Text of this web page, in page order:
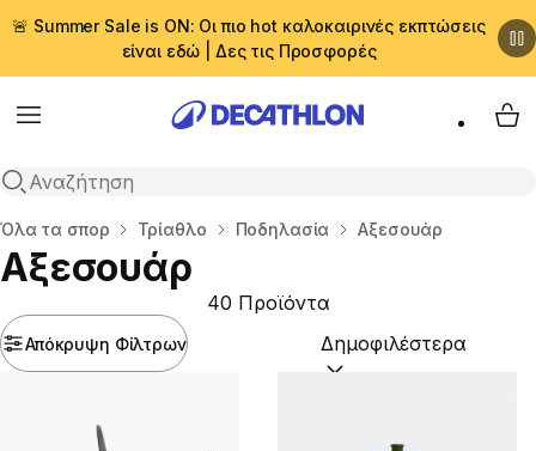
🚨 Summer Sale is ON: Οι πιο hot καλοκαιρινές εκπτώσεις
είναι εδώ | Δες τις Προσφορές
Menu
Αναζήτηση
My
Αρχική σελίδα
Όλα τα σπορ Τρίαθλο Ποδηλασία Αξεσουάρ
Αξεσουάρ
Απόκρυψη Φίλτρων
40 Προϊόντα
Ταξινόμηση κατά: